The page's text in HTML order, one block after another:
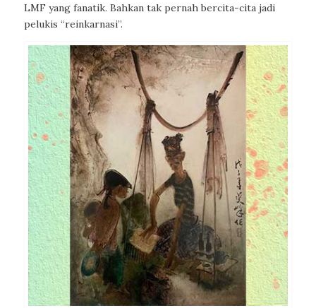
LMF yang fanatik. Bahkan tak pernah bercita-cita jadi
pelukis “reinkarnasi”.